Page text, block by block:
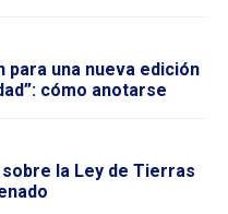
para una nueva edición
cómo anotarse
la Ley de Tierras